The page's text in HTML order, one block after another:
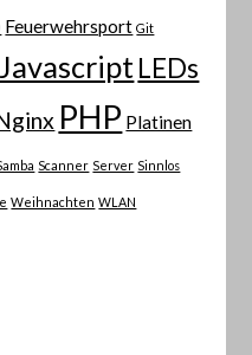
Feuerwehrsport Git
JavascriptLEDs
PHP Platinen
Scanner Server Sinnlos
Weihnachten WLAN